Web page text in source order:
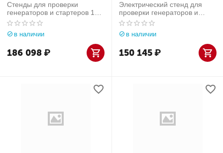
Стенды для проверки
генераторов и стартеров 12-
24В SPIN Banchetto JUNIOR
в наличии
186 098₽
Электрический стенд для
проверки генераторов и
стартеров TopAuto (Италия)
арт. EB380
в наличии
150 145₽